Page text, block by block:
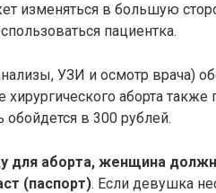
изменяться в большую
пациентка.
УЗИ и осмотр врача)
аборта также
в 300 рублей.
для аборта, женщина
(паспорт). Если девушка